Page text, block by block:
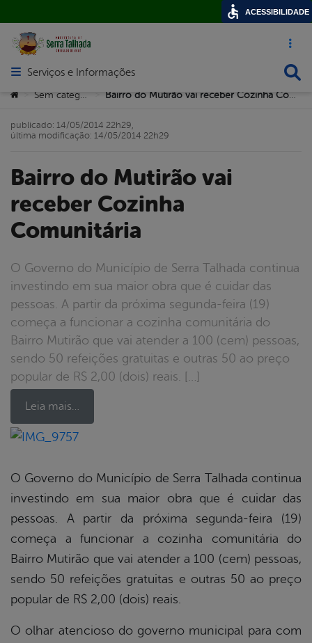
Acesso
Abrir menu principal de navegação
Serviços e Informações
Você está aqui:
> > Bairro do Mutirão vai receber Cozinha Comunitária
Bairro do Mutirão vai
receber Cozinha
Comunitária
O Governo do Município de Serra Talhada continua
investindo em sua maior obra que é cuidar das
pessoas. A partir da próxima segunda-feira (19)
começa a funcionar a cozinha comunitária do
Bairro Mutirão que vai atender a 100 (cem) pessoas,
sendo 50 refeições gratuitas e outras 50 ao preço
popular de R$ 2,00 (dois) reais. […]
Leia mais…
publicado: 14/05/2014 22h29,
última modificação: 14/05/2014 22h29
O Governo do Município de Serra Talhada continua
investindo em sua maior obra que é cuidar das
pessoas. A partir da próxima segunda-feira (19)
começa a funcionar a cozinha comunitária do
Bairro Mutirão que vai atender a 100 (cem) pessoas,
sendo 50 refeições gratuitas e outras 50 ao preço
popular de R$ 2,00 (dois) reais.
O olhar atencioso do governo municipal para com
ACESSIBILIDADE